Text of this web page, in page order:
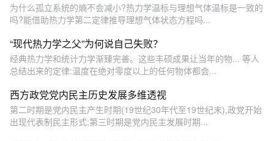
为什么孤立系统的熵不会减小?热力学温标与理想气体温标是一致的
吗?能借助热力学第二定律推导理想气体状态方程吗...
“现代热力学之父”为何说自己失败？
经典热力学和统计力学渐臻完善。这些丰硕成果让当年的物... 等人
总结出来的定律:温度在绝对零度以上的任何物体都会...
西方政党党内民主历史发展多维透视
第二时期是党内民主产生时期(19世纪30年代至19世纪末),政党开始
出现代表制民主形式;第三时期是党内民主发展时期...